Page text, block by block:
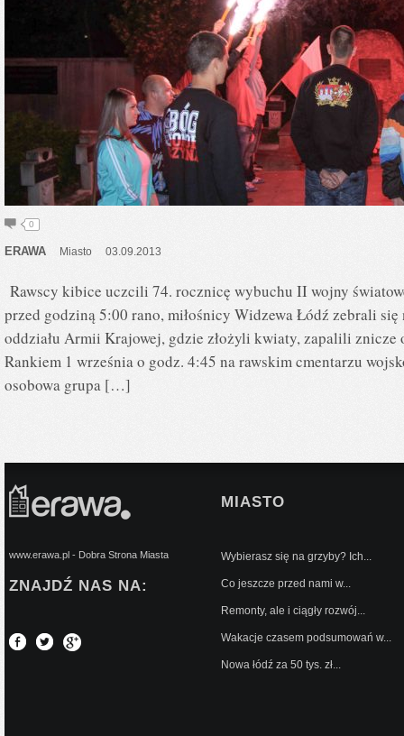
0
ERAWA Miasto 03.09.2013
Rawscy kibice uczcili 74. rocznicę wybuchu II wojny
przed godziną 5:00 rano, miłośnicy Widzewa Łódź zebrali
oddziału Armii Krajowej, gdzie złożyli kwiaty, zapalili znicze
Rankiem 1 września o godz. 4:45 na rawskim cmentarzu
osobowa grupa […]
www.erawa.pl - Dobra Strona Miasta
ZNAJDŹ NAS NA:
MIASTO
Wybierasz się na grzyby? Ich...
Co jeszcze przed nami w...
Remonty, ale i ciągły rozwój...
Wakacje czasem podsumowań w...
Nowa łódź za 50 tys. zł...